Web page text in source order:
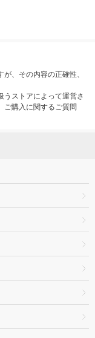
、その内容の正確性、
うストアによって運営さ
ご購入に関するご質問